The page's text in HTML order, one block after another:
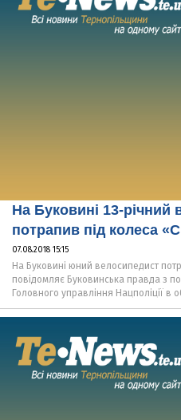
На Буковині 13-річний
потрапив під колеса
07.08.2018 15:15
На Буковині юний велосипедист
повідомляє Буковинська правда з
Головного управління Нацполіції в